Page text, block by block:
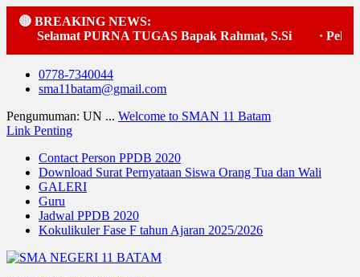
🔴 BREAKING NEWS:
Selamat PURNA TUGAS Bapak Rahmat, S.Si
Skip
0778-7340044
sma11batam@gmail.com
Pengumuman: UN ... Welcome to SMAN 11 Batam
Link Penting
Contact Person PPDB 2020
Download Surat Pernyataan Siswa Orang Tua dan Wali
GALERI
Guru
Jadwal PPDB 2020
Kokulikuler Fase F tahun Ajaran 2025/2026